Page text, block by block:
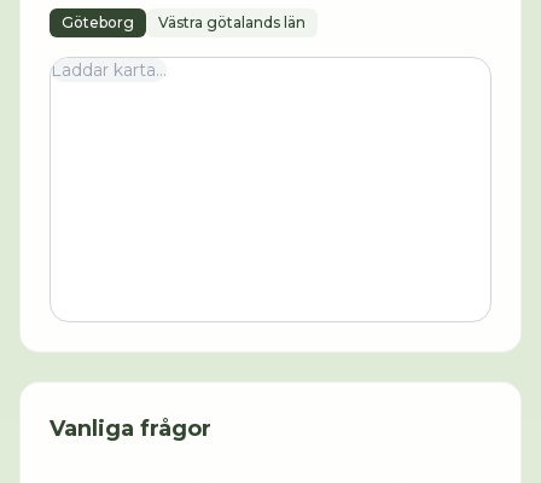
Göteborg Västra götalands län
Laddar karta...
Vanliga frågor